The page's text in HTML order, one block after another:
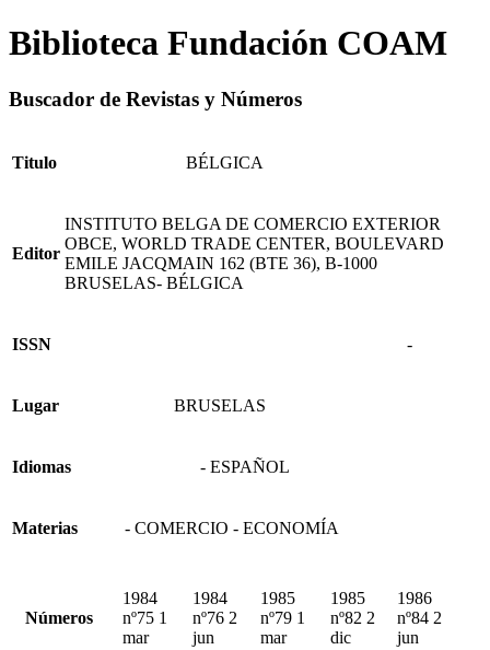
Biblioteca Fundación COAM
Buscador de Revistas y Números
Titulo BÉLGICA
Editor
INSTITUTO BELGA DE COMERCIO EXTERIOR
OBCE, WORLD TRADE CENTER, BOULEVARD
EMILE JACQMAIN 162 (BTE 36), B-1000
BRUSELAS- BÉLGICA
ISSN -
Lugar BRUSELAS
Idiomas - ESPAÑOL
Materias - COMERCIO - ECONOMÍA
Números
1984
nº75 1
mar
1984
nº76 2
jun
1985
nº79 1
mar
1985
nº82 2
dic
1986
nº84 2
jun